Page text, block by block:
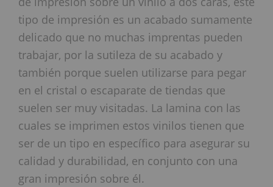
tipo de impresión es un acabado sumamente
delicado que no muchas imprentas pueden
trabajar, por la sutileza de su acabado y
también porque suelen utilizarse para pegar
en el cristal o escaparate de tiendas que
suelen ser muy visitadas. La lamina con las
cuales se imprimen estos vinilos tienen que
ser de un tipo en específico para asegurar su
calidad y durabilidad, en conjunto con una
gran impresión sobre él.